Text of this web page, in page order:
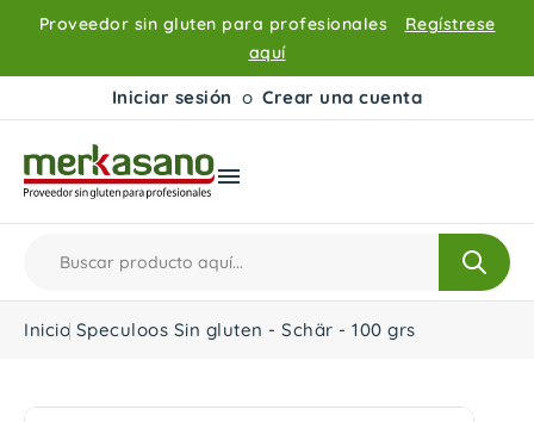
Proveedor sin gluten para profesionales
Regístrese
aquí
Iniciar sesión o Crear una cuenta

Inicio Speculoos Sin gluten - Schär - 100 grs